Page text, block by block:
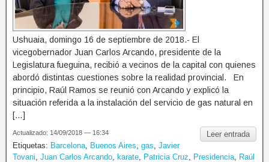
Ushuaia, domingo 16 de septiembre de 2018.- El
vicegobernador Juan Carlos Arcando, presidente de la
Legislatura fueguina, recibió a vecinos de la capital con quienes
abordó distintas cuestiones sobre la realidad provincial. En
principio, Raúl Ramos se reunió con Arcando y explicó la
situación referida a la instalación del servicio de gas natural en
[…]
Leer entrada
Actualizado: 14/09/2018 — 16:34
Etiquetas: Barcelona Buenos Aires gas Javier
Tovani Juan Carlos Arcando karate Patricia Cruz Presidencia
Raúl